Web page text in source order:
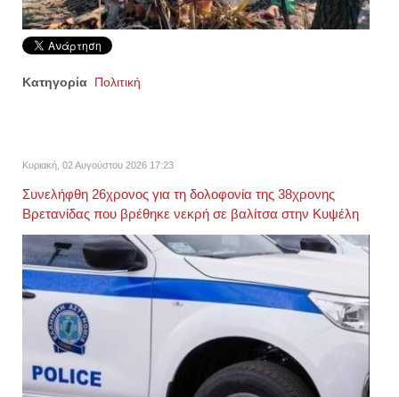
Κατηγορία Πολιτική
Κυριακή, 02 Αυγούστου 2026 17:23
Συνελήφθη 26χρονος για τη δολοφονία της 38χρονης
Βρετανίδας που βρέθηκε νεκρή σε βαλίτσα στην Κυψέλη